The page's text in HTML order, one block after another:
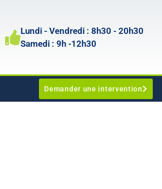
Lundi - Vendredi : 8h30 - 20h30
Samedi : 9h -12h30
Demander une intervention